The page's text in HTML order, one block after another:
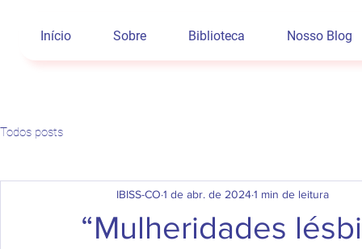
Início Sobre Biblioteca Nosso Blog
Todos posts
“Mulheridades
IBISS-CO 1 de abr. de 20241 min de leitura